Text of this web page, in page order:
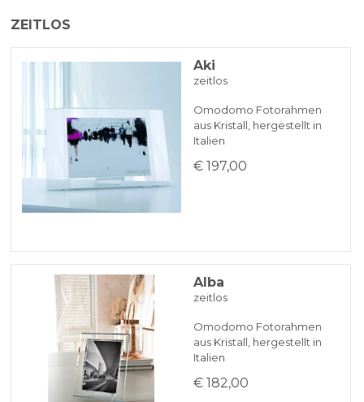
von 7 Werktagen versendet.
ZEITLOS
Aki
zeitlos
Omodomo Fotorahmen
aus Kristall, hergestellt in
Italien
€ 197,00
Alba
zeitlos
Omodomo Fotorahmen
aus Kristall, hergestellt in
Italien
€ 182,00